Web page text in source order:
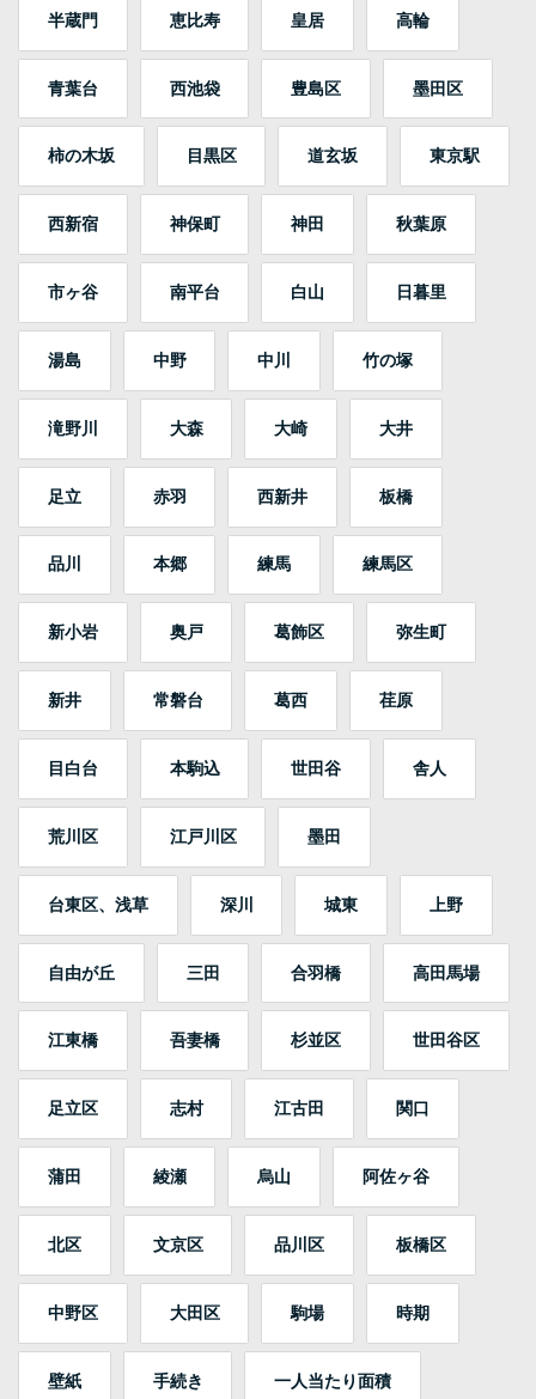
半蔵門 恵比寿 皇居 高輪
青葉台 西池袋 豊島区 墨田区
柿の木坂 目黒区 道玄坂 東京駅
西新宿 神保町 神田 秋葉原
市ヶ谷 南平台 白山 日暮里
湯島 中野 中川 竹の塚
滝野川 大森 大崎 大井
足立 赤羽 西新井 板橋
品川 本郷 練馬 練馬区
新小岩 奥戸 葛飾区 弥生町
新井 常磐台 葛西 荏原
目白台 本駒込 世田谷 舎人
荒川区 江戸川区 墨田
台東区、浅草 深川 城東 上野
自由が丘 三田 合羽橋 高田馬場
江東橋 吾妻橋 杉並区 世田谷区
足立区 志村 江古田 関口
蒲田 綾瀬 烏山 阿佐ヶ谷
北区 文京区 品川区 板橋区
中野区 大田区 駒場 時期
壁紙 手続き 一人当たり面積